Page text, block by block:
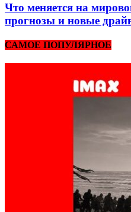
Что меняется на
прогнозы и новые
САМОЕ ПОПУЛЯРНОЕ